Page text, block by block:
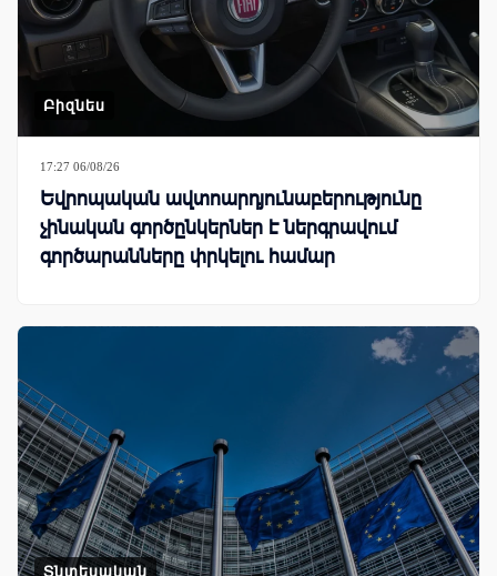
Բիզնես
17:27 06/08/26
Եվրոպական ավտոարդյունաբերությունը
չինական գործընկերներ է ներգրավում
գործարանները փրկելու համար
Տնտեսական